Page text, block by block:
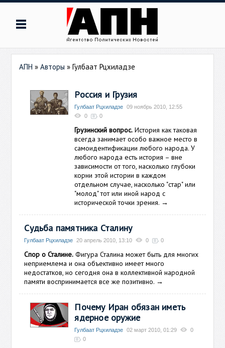
АПН »Авторы »Гулбаат Рцхиладзе
Россия и Грузия
Гулбаат Рцхиладзе
09 ноябрь 2010, 12:55
0
0
Грузинский вопрос. История как таковая
всегда занимает особо важное место в
самоидентификации любого народа. У
любого народа есть история – вне
зависимости от того, насколько глубоки
корни этой истории в каждом
отдельном случае, насколько "стар" или
"молод" тот или иной народ с
исторической точки зрения. →
Судьба памятника Сталину
Гулбаат Рцхиладзе 20 апрель 2010, 13:10 0 0
Спор о Сталине. Фигура Сталина может быть для многих
неприемлема и она объективно имеет много
недостатков, но сегодня она в коллективной народной
памяти воспринимается все же позитивно. →
Почему Иран обязан иметь
ядерное оружие
Гулбаат Рцхиладзе 02 март 2010, 01:29
0
0